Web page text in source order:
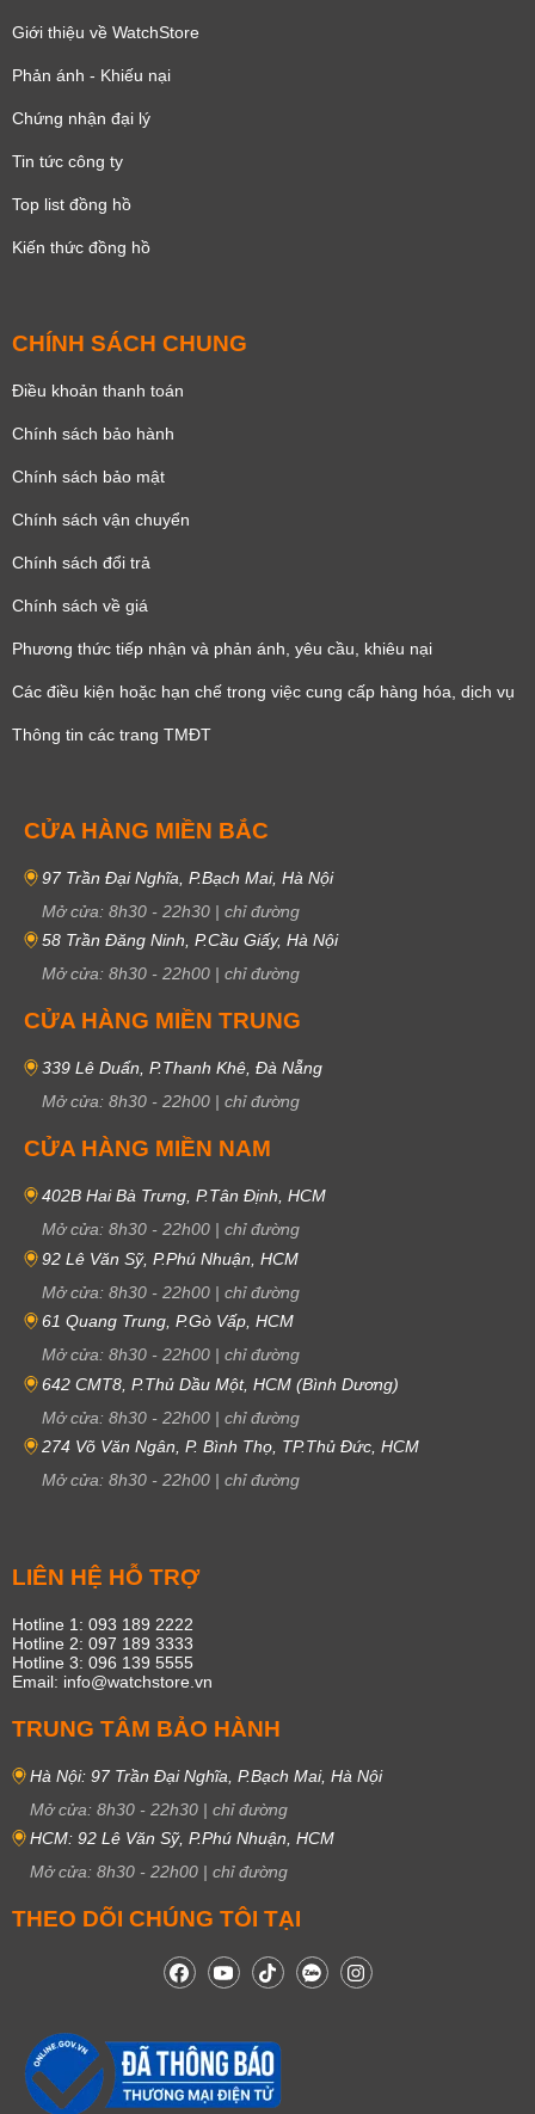
Giới thiệu về WatchStore
Phản ánh - Khiếu nại
Chứng nhận đại lý
Tin tức công ty
Top list đồng hồ
Kiến thức đồng hồ
CHÍNH SÁCH CHUNG
Điều khoản thanh toán
Chính sách bảo hành
Chính sách bảo mật
Chính sách vận chuyển
Chính sách đổi trả
Chính sách về giá
Phương thức tiếp nhận và phản ánh, yêu cầu, khiêu nại
Các điều kiện hoặc hạn chế trong việc cung cấp hàng hóa, dịch vụ
Thông tin các trang TMĐT
CỬA HÀNG MIỀN BẮC
97 Trần Đại Nghĩa, P.Bạch Mai, Hà Nội
Mở cửa: 8h30 - 22h30 | chỉ đường
58 Trần Đăng Ninh, P.Cầu Giấy, Hà Nội
Mở cửa: 8h30 - 22h00 | chỉ đường
CỬA HÀNG MIỀN TRUNG
339 Lê Duẩn, P.Thanh Khê, Đà Nẵng
Mở cửa: 8h30 - 22h00 | chỉ đường
CỬA HÀNG MIỀN NAM
402B Hai Bà Trưng, P.Tân Định, HCM
Mở cửa: 8h30 - 22h00 | chỉ đường
92 Lê Văn Sỹ, P.Phú Nhuận, HCM
Mở cửa: 8h30 - 22h00 | chỉ đường
61 Quang Trung, P.Gò Vấp, HCM
Mở cửa: 8h30 - 22h00 | chỉ đường
642 CMT8, P.Thủ Dầu Một, HCM (Bình Dương)
Mở cửa: 8h30 - 22h00 | chỉ đường
274 Võ Văn Ngân, P. Bình Thọ, TP.Thủ Đức, HCM
Mở cửa: 8h30 - 22h00 | chỉ đường
LIÊN HỆ HỖ TRỢ
Hotline 1: 093 189 2222
Hotline 2: 097 189 3333
Hotline 3: 096 139 5555
Email: info@watchstore.vn
TRUNG TÂM BẢO HÀNH
Hà Nội: 97 Trần Đại Nghĩa, P.Bạch Mai, Hà Nội
Mở cửa: 8h30 - 22h30 | chỉ đường
HCM: 92 Lê Văn Sỹ, P.Phú Nhuận, HCM
Mở cửa: 8h30 - 22h00 | chỉ đường
THEO DÕI CHÚNG TÔI TẠI